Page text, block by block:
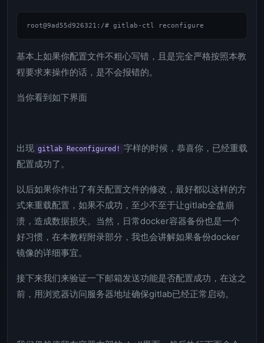
基本上如果你配置文件不粗心写错，且是完全严格按照本教
程要求来操作的话，是不会报错的。
当你看到如下界面
出现 gitlab Reconfigured! 字样的时候，恭喜你，已经重载
配置成功了。
以后如果你作出了有关配置文件的修改，最好都以这样的方
式来重载配置，如果不成功，至少不至于让gitlab全盘崩
溃，造成数据损失。当然，日常docker容器备份也是一个
好习惯，在本教程附录部分，我也会讲解如果备份docker
镜像的详细事宜。
接下来我们来验证一下邮箱发送功能是否配置成功，在这之
前，用浏览器访问服务器地址确保gitlab已经正常启动。